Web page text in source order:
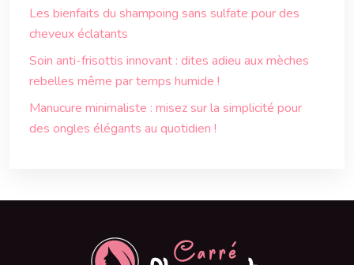
Les bienfaits du shampoing sans sulfate pour des
cheveux éclatants
Soin anti-frisottis innovant : dites adieu aux mèches
rebelles même par temps humide !
Manucure minimaliste : misez sur la simplicité pour
des ongles élégants au quotidien !